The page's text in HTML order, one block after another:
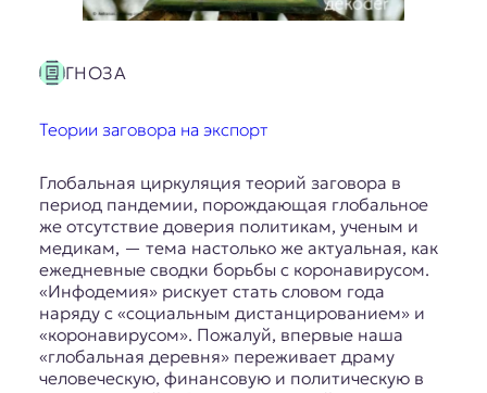
ГНОЗА
Теории заговора на экспорт
Глобальная циркуляция теорий заговора в
период пандемии, порождающая глобальное
же отсутствие доверия политикам, ученым и
медикам, — тема настолько же актуальная, как
ежедневные сводки борьбы с коронавирусом.
«Инфодемия» рискует стать словом года
наряду с «социальным дистанцированием» и
«коронавирусом». Пожалуй, впервые наша
«глобальная деревня» переживает драму
человеческую, финансовую и политическую в